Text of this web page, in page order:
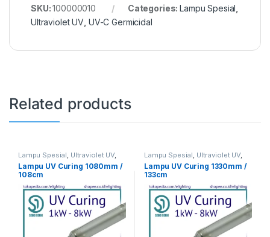
SKU:100000010 Categories:Lampu Spesial
Ultraviolet UV UV-C Germicidal
Related products
Lampu Spesial, Ultraviolet UV,
UV Curing
Lampu UV Curing 1080mm /
108cm
Lampu Spesial, Ultraviolet UV,
UV Curing
Lampu UV Curing 1330mm /
133cm